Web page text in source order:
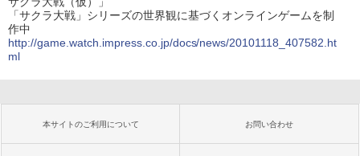
「サクラ大戦」シリーズの世界観に基づくオンラインゲームを制
作中
http://game.watch.impress.co.jp/docs/news/20101118_407582.ht
ml
本サイトのご利用について お問い合わせ